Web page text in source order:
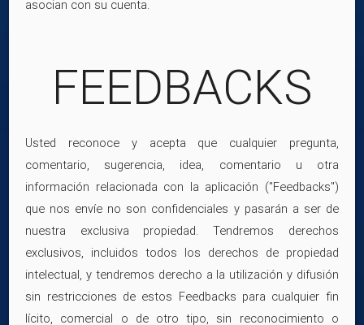
asocian con su cuenta.
FEEDBACKS
Usted reconoce y acepta que cualquier pregunta,
comentario, sugerencia, idea, comentario u otra
información relacionada con la aplicación ("Feedbacks")
que nos envíe no son confidenciales y pasarán a ser de
nuestra exclusiva propiedad. Tendremos derechos
exclusivos, incluidos todos los derechos de propiedad
intelectual, y tendremos derecho a la utilización y difusión
sin restricciones de estos Feedbacks para cualquier fin
lícito, comercial o de otro tipo, sin reconocimiento o